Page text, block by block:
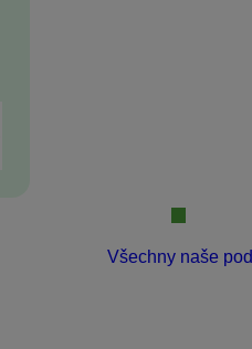
Všechny naše